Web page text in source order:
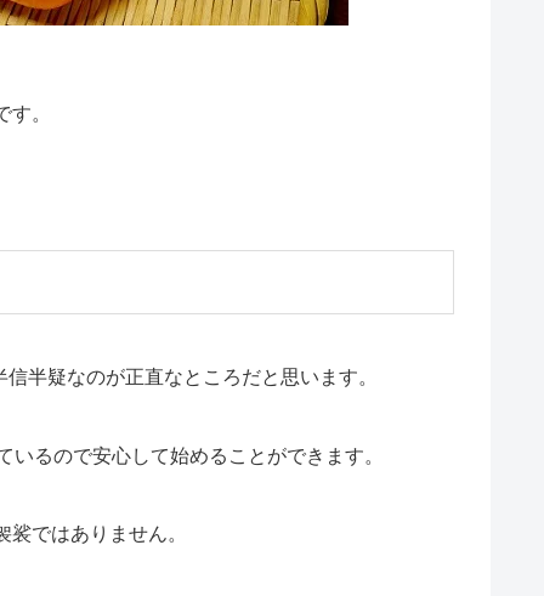
す。
半疑なのが正直なところだと思います。
いるので安心して始めることができます。
ではありません。